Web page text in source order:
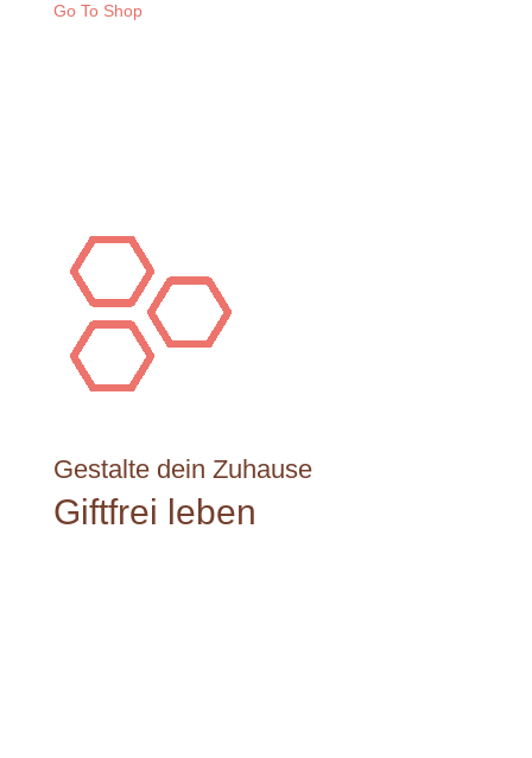
Go To Shop
Gestalte dein Zuhause
Giftfrei leben